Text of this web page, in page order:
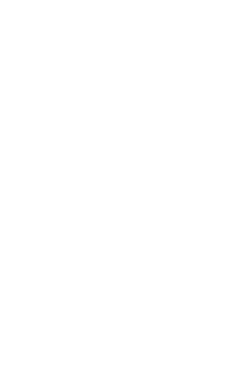
manifestació de la diada del País Valencià»